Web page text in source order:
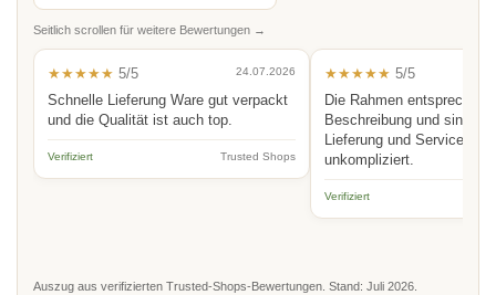
Seitlich scrollen für weitere Bewertungen →
★★★★★ 5/5 24.07.2026
Schnelle Lieferung Ware gut verpackt
und die Qualität ist auch top.
Verifiziert Trusted Shops
★★★★★ 5/5
Die Rahmen entsprechen
Beschreibung und sind
Lieferung und Service
unkompliziert.
Verifiziert
Auszug aus verifizierten Trusted-Shops-Bewertungen. Stand: Juli 2026.